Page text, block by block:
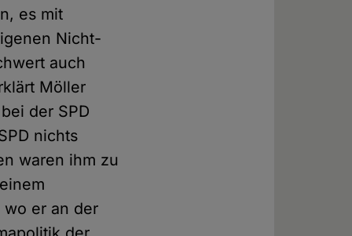
es mit
Nicht-
auch
Möller
der SPD
nichts
waren ihm zu
wo er an der